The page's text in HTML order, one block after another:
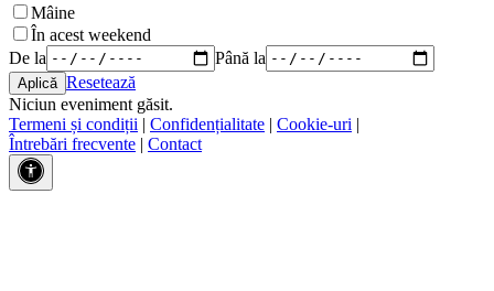
Mâine
În acest weekend
De la
Până la
Resetează
Niciun eveniment găsit.
Termeni și condiții | Confidențialitate | Cookie-uri |
Întrebări frecvente | Contact